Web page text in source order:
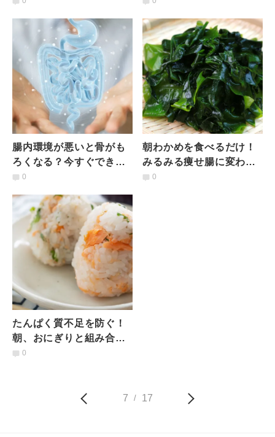
シピ｜管理栄養士が解説
腸内環境が悪いと骨がも
ろくなる？今すぐできる
「腸から始める骨活」の
バイス
0
朝わかめを食べるだけ！
みるみる痩せ腸に変わる
「わかめ」の食べ方｜管
0
たんぱく質不足を防ぐ！
朝、おにぎりと組み合わ
せると良い食材とは？｜
0
7 / 17